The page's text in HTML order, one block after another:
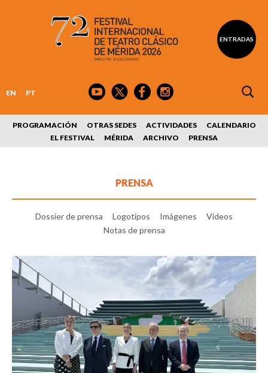
ENTRADAS
EN PT
PROGRAMACIÓN OTRAS SEDES ACTIVIDADES
CALENDARIO
EL FESTIVAL
MÉRIDA ARCHIVO PRENSA
PRENSA
Dossier de prensa Logotipos Imágenes
Vídeos
Notas de prensa